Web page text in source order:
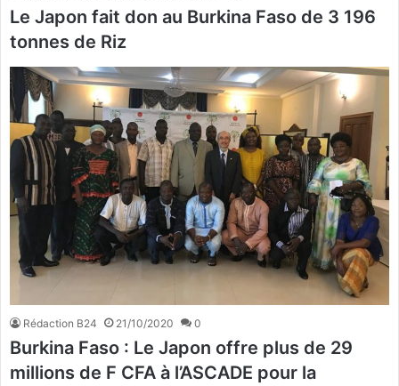
Le Japon fait don au Burkina Faso de 3 196
tonnes de Riz
Rédaction B24 21/10/2020 0
Burkina Faso : Le Japon offre plus de 29
millions de F CFA à l’ASCADE pour la